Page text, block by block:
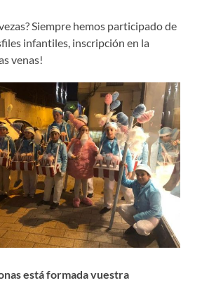
Siempre hemos participado de
infantiles, inscripción en la
venas!
está formada vuestra